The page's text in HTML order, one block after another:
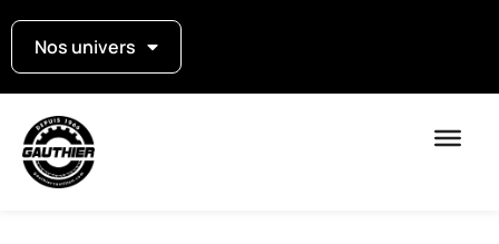
Nos univers